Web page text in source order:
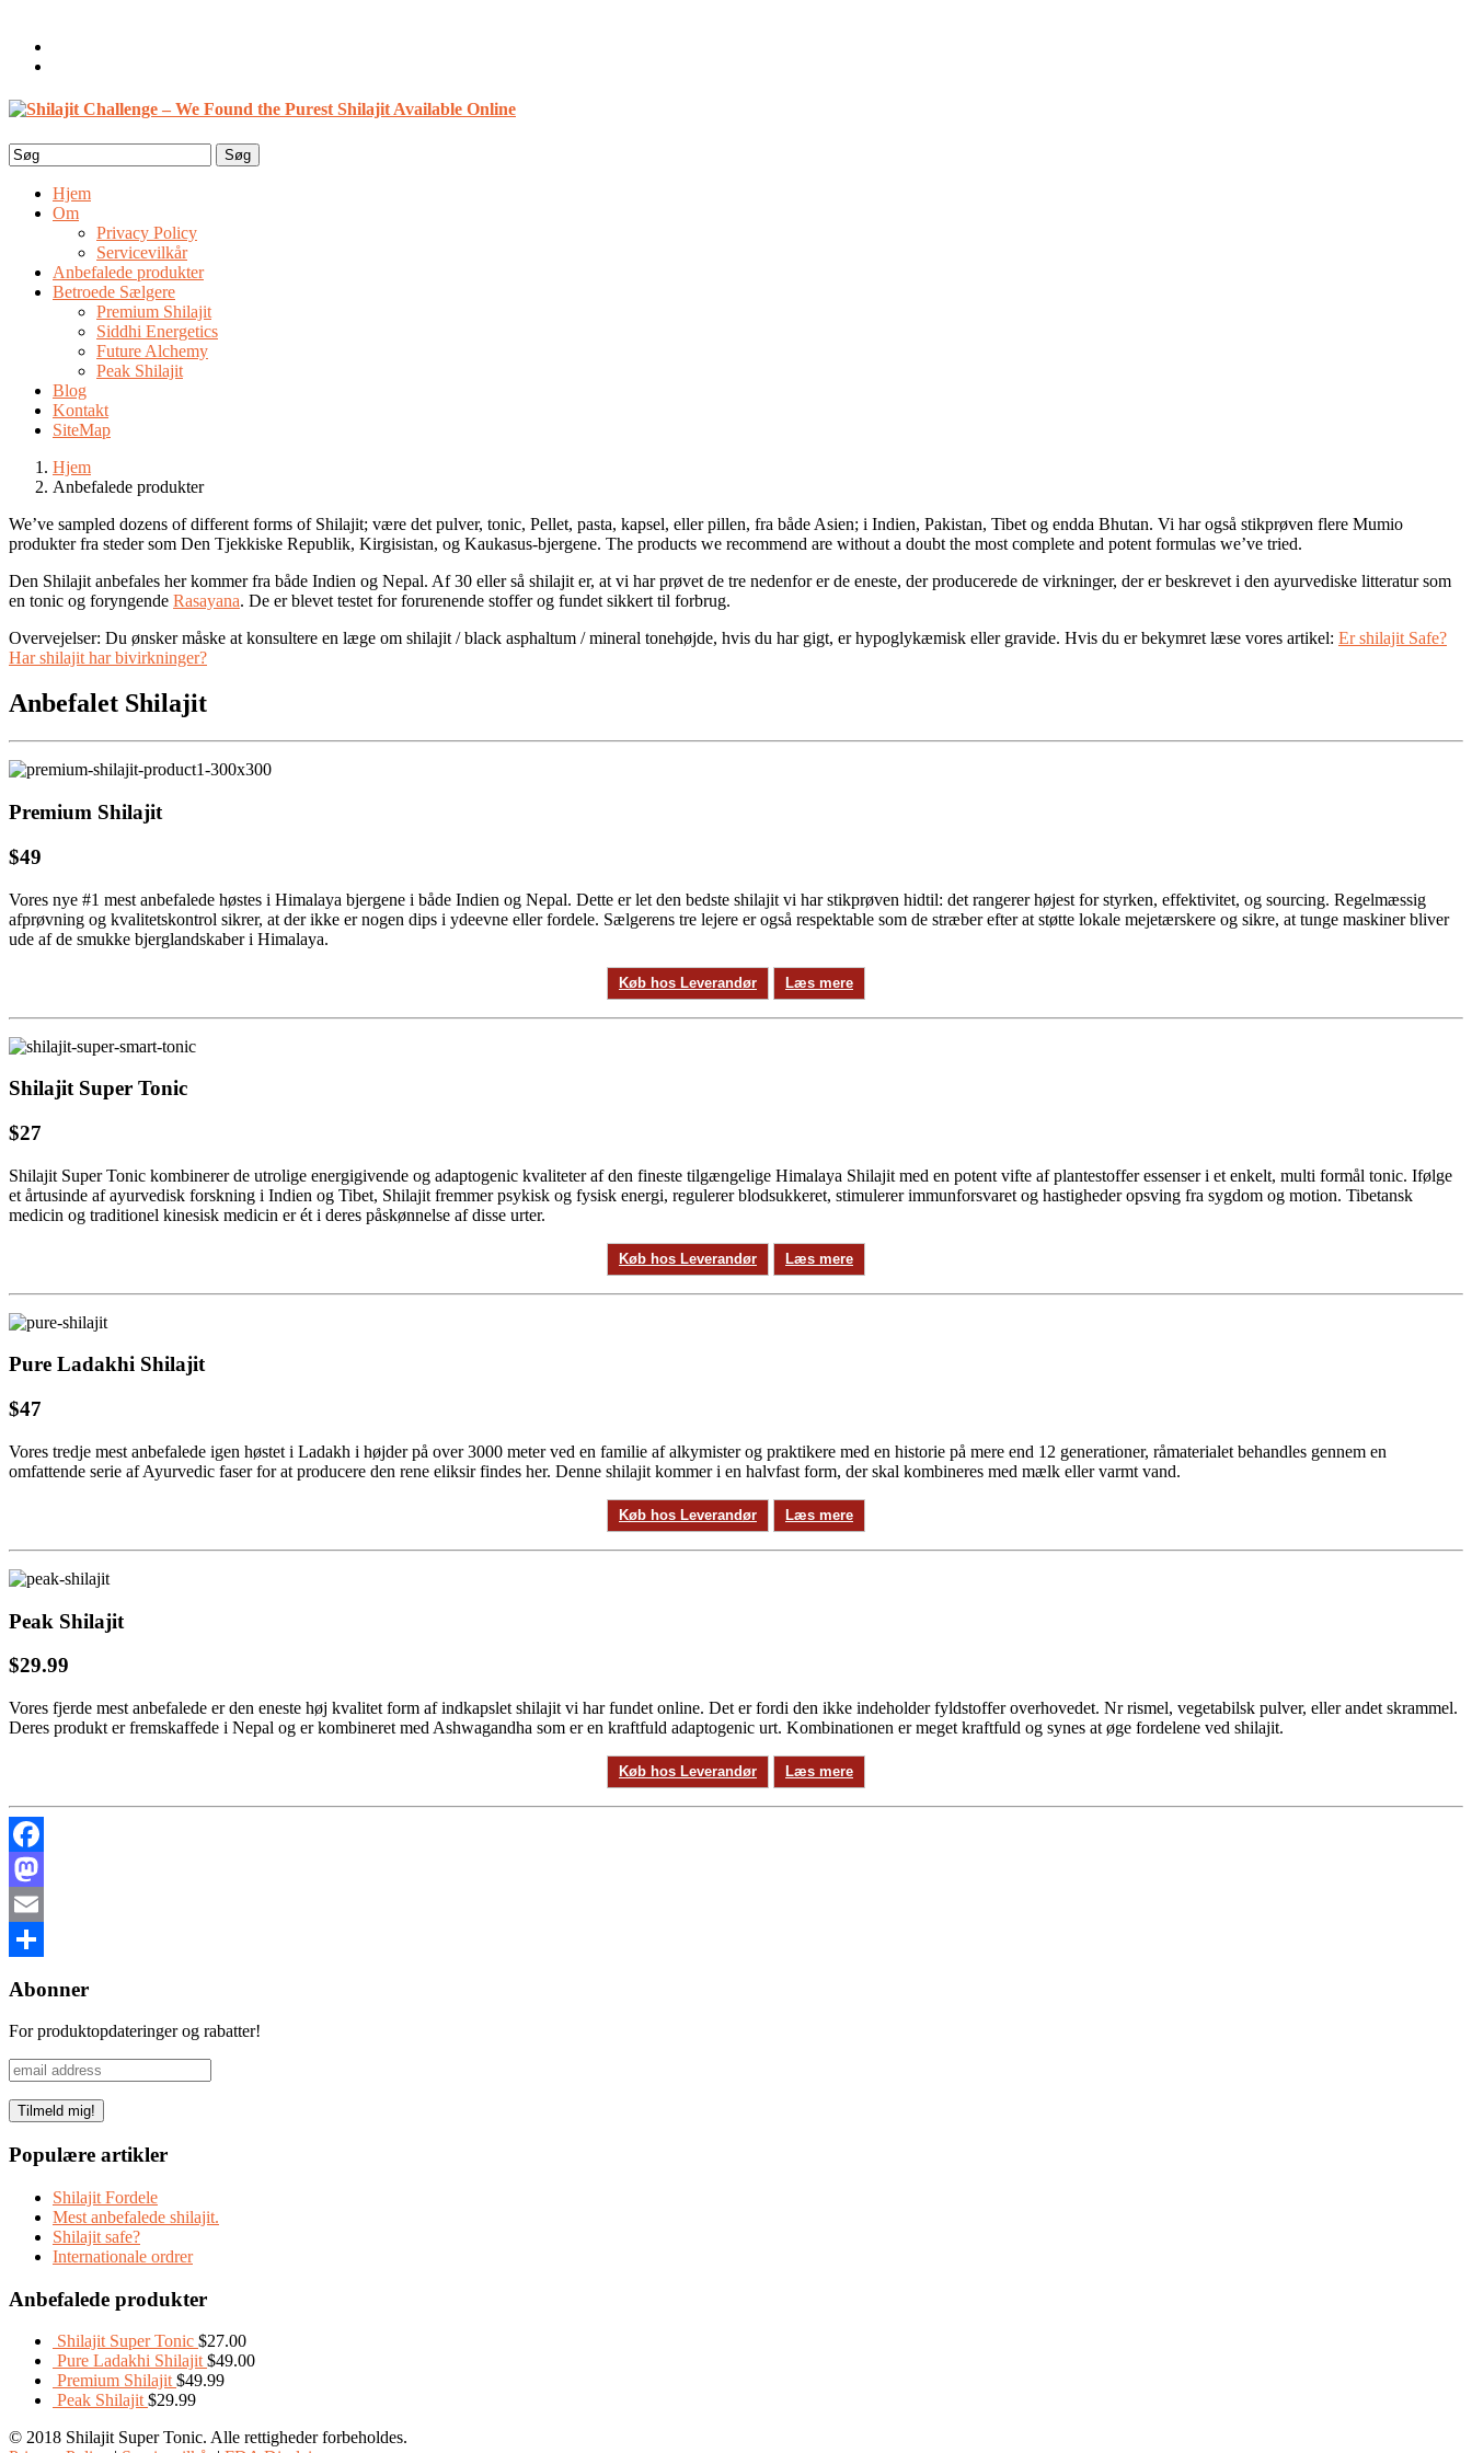
Search
for:
Hjem
Om
Privacy Policy
Servicevilkår
Anbefalede produkter
Betroede Sælgere
Premium Shilajit
Siddhi Energetics
Future Alchemy
Peak Shilajit
Blog
Kontakt
SiteMap
Hjem
Anbefalede produkter
We’ve sampled dozens of different forms of Shilajit; være det pulver, tonic, Pellet, pasta, kapsel, eller pillen, fra både Asien; i Indien, Pakistan, Tibet og endda Bhutan. Vi har også stikprøven flere Mumio
produkter fra steder som Den Tjekkiske Republik, Kirgisistan, og Kaukasus-bjergene. The products we recommend are without a doubt the most complete and potent formulas we’ve tried.
Den Shilajit anbefales her kommer fra både Indien og Nepal. Af 30 eller så shilajit er, at vi har prøvet de tre nedenfor er de eneste, der producerede de virkninger, der er beskrevet i den ayurvediske litteratur som
en tonic og foryngende Rasayana. De er blevet testet for forurenende stoffer og fundet sikkert til forbrug.
Overvejelser: Du ønsker måske at konsultere en læge om shilajit / black asphaltum / mineral tonehøjde, hvis du har gigt, er hypoglykæmisk eller gravide. Hvis du er bekymret læse vores artikel: Er shilajit Safe?
Har shilajit har bivirkninger?
Anbefalet Shilajit
Premium Shilajit
$49
Vores nye #1 mest anbefalede høstes i Himalaya bjergene i både Indien og Nepal. Dette er let den bedste shilajit vi har stikprøven hidtil: det rangerer højest for styrken, effektivitet, og sourcing. Regelmæssig
afprøvning og kvalitetskontrol sikrer, at der ikke er nogen dips i ydeevne eller fordele. Sælgerens tre lejere er også respektable som de stræber efter at støtte lokale mejetærskere og sikre, at tunge maskiner bliver
ude af de smukke bjerglandskaber i Himalaya.
Køb hos Leverandør Læs mere
Shilajit Super Tonic
$27
Shilajit Super Tonic kombinerer de utrolige energigivende og adaptogenic kvaliteter af den fineste tilgængelige Himalaya Shilajit med en potent vifte af plantestoffer essenser i et enkelt, multi formål tonic. Ifølge
et årtusinde af ayurvedisk forskning i Indien og Tibet, Shilajit fremmer psykisk og fysisk energi, regulerer blodsukkeret, stimulerer immunforsvaret og hastigheder opsving fra sygdom og motion. Tibetansk
medicin og traditionel kinesisk medicin er ét i deres påskønnelse af disse urter.
Køb hos Leverandør Læs mere
Pure Ladakhi Shilajit
$47
Vores tredje mest anbefalede igen høstet i Ladakh i højder på over 3000 meter ved en familie af alkymister og praktikere med en historie på mere end 12 generationer, råmaterialet behandles gennem en
omfattende serie af Ayurvedic faser for at producere den rene eliksir findes her. Denne shilajit kommer i en halvfast form, der skal kombineres med mælk eller varmt vand.
Køb hos Leverandør Læs mere
Peak Shilajit
$29.99
Vores fjerde mest anbefalede er den eneste høj kvalitet form af indkapslet shilajit vi har fundet online. Det er fordi den ikke indeholder fyldstoffer overhovedet. Nr rismel, vegetabilsk pulver, eller andet skrammel.
Deres produkt er fremskaffede i Nepal og er kombineret med Ashwagandha som er en kraftfuld adaptogenic urt. Kombinationen er meget kraftfuld og synes at øge fordelene ved shilajit.
Køb hos Leverandør Læs mere
Facebook
Mastodon
Email
Abonner
For produktopdateringer og rabatter!
Populære artikler
Shilajit Fordele
Mest anbefalede shilajit.
Shilajit safe?
Internationale ordrer
Anbefalede produkter
Shilajit Super Tonic $27.00
Pure Ladakhi Shilajit $49.00
Premium Shilajit $49.99
Peak Shilajit $29.99
© 2018 Shilajit Super Tonic. Alle rettigheder forbeholdes.